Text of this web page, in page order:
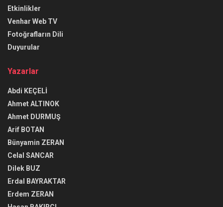
Etkinlikler
Venhar Web TV
Fotoğrafların Dili
Duyurular
Yazarlar
Abdi KEÇELİ
Ahmet ALTINOK
Ahmet DURMUŞ
Arif BOTAN
Bünyamin ZERAN
Celal SANCAR
Dilek BUZ
Erdal BAYRAKTAR
Erdem ZERAN